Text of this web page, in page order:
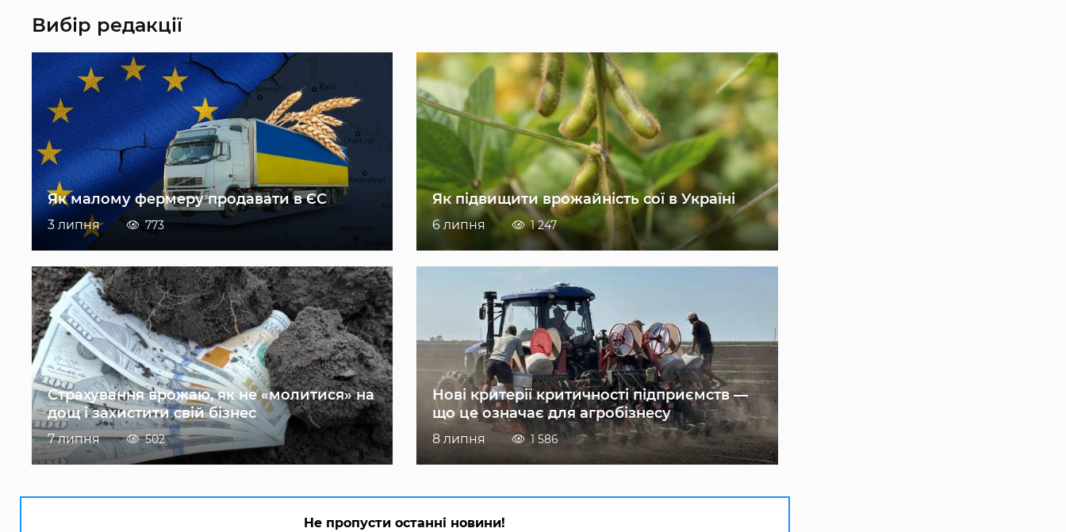
Вибір редакції
Як малому фермеру продавати в ЄС
3 липня 773
Як підвищити врожайність сої в Україні
6 липня 1 247
Страхування врожаю, як не «молитися» на
дощ і захистити свій бізнес
7 липня 502
Нові критерії критичності підприємств —
що це означає для агробізнесу
8 липня 1 586
Не пропусти останні новини!